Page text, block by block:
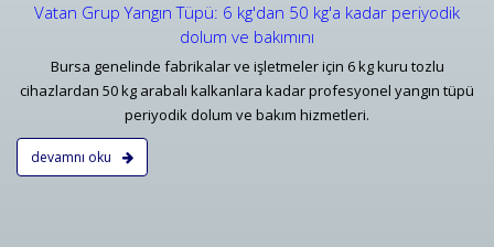
Vatan Grup Yangın Tüpü: 6 kg'dan 50 kg'a kadar periyodik
dolum ve bakımını
Bursa genelinde fabrikalar ve işletmeler için 6 kg kuru tozlu
cihazlardan 50 kg arabalı kalkanlara kadar profesyonel yangın tüpü
periyodik dolum ve bakım hizmetleri.
devamnı oku